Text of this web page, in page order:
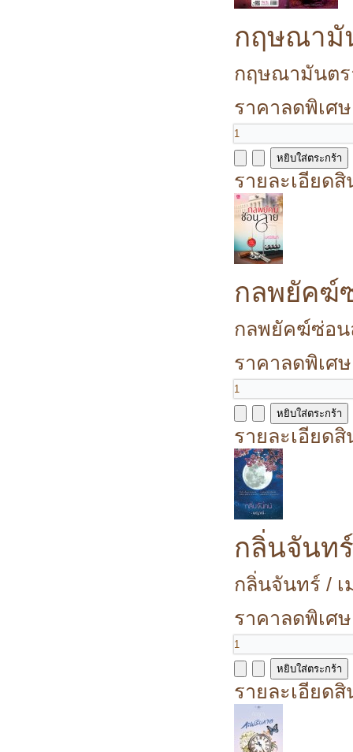
กฤษณามั
กฤษณามันตร
ราคาลดพิเศ
รายละเอียด
กลพยัคฆ์
กลพยัคฆ์ซ่อน
ราคาลดพิเศ
รายละเอียด
กลิ่นจันทร์
กลิ่นจันทร์ /
ราคาลดพิเศ
รายละเอียด